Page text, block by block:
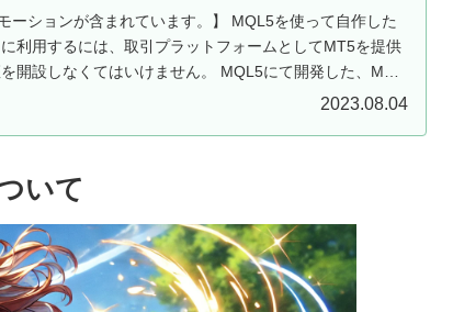
ーションが含まれています。】 MQL5を使って自作した
利用するには、取引プラットフォームとしてMT5を提供
開設しなくてはいけません。 MQL5にて開発した、MT5
2023.08.04
いて